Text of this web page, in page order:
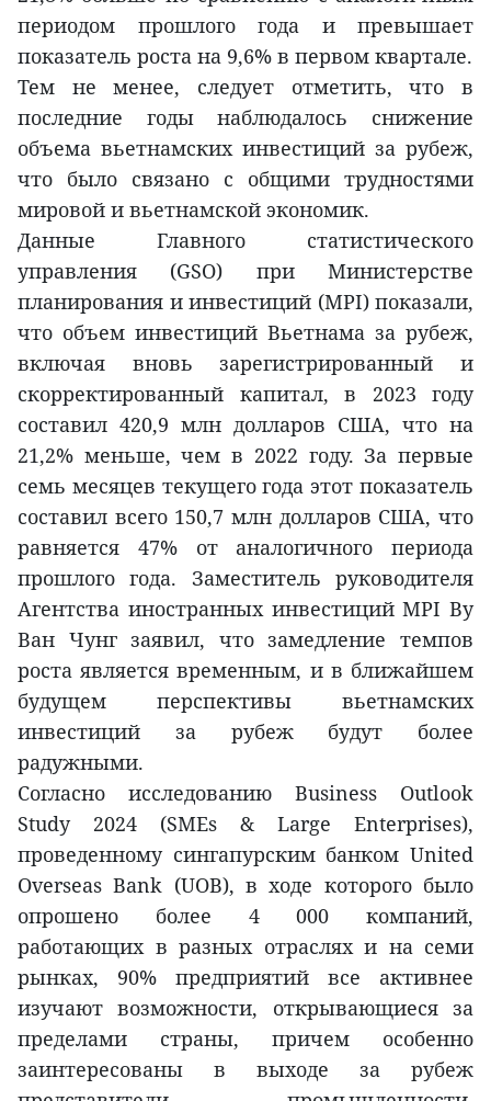
периодом прошлого года и превышает
показатель роста на 9,6% в первом квартале.
Тем не менее, следует отметить, что в
последние годы наблюдалось снижение
объема вьетнамских инвестиций за рубеж,
что было связано с общими трудностями
мировой и вьетнамской экономик.
Данные Главного статистического
управления (GSO) при Министерстве
планирования и инвестиций (MPI) показали,
что объем инвестиций Вьетнама за рубеж,
включая вновь зарегистрированный и
скорректированный капитал, в 2023 году
составил 420,9 млн долларов США, что на
21,2% меньше, чем в 2022 году. За первые
семь месяцев текущего года этот показатель
составил всего 150,7 млн долларов США, что
равняется 47% от аналогичного периода
прошлого года. Заместитель руководителя
Агентства иностранных инвестиций MPI Ву
Ван Чунг заявил, что замедление темпов
роста является временным, и в ближайшем
будущем перспективы вьетнамских
инвестиций за рубеж будут более
радужными.
Согласно исследованию Business Outlook
Study 2024 (SMEs & Large Enterprises),
проведенному сингапурским банком United
Overseas Bank (UOB), в ходе которого было
опрошено более 4 000 компаний,
работающих в разных отраслях и на семи
рынках, 90% предприятий все активнее
изучают возможности, открывающиеся за
пределами страны, причем особенно
заинтересованы в выходе за рубеж